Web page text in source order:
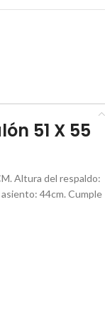
51 X 55
Altura del respaldo:
44cm. Cumple